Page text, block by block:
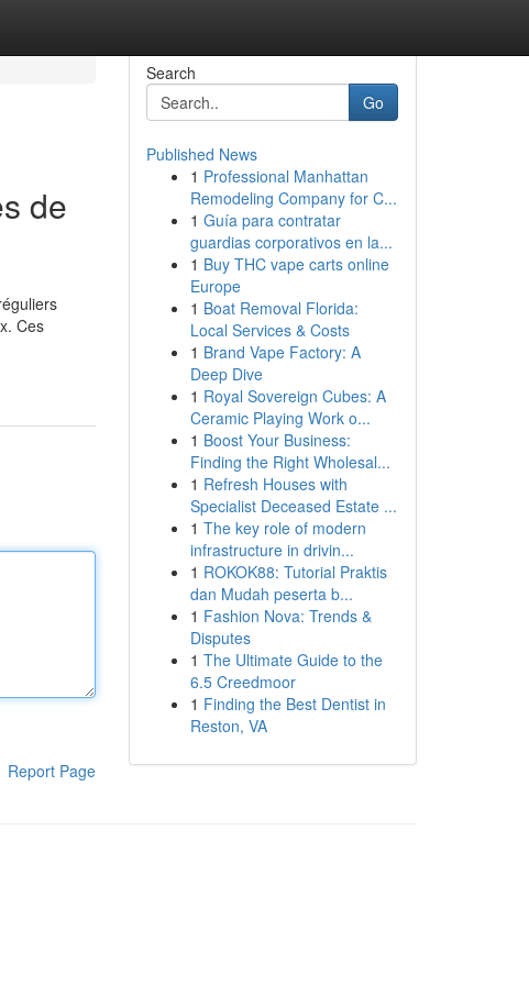
de
Ces
Report Page
Search
Go
Published News
1 Professional Manhattan
Remodeling Company for C...
1 Guía para contratar
guardias corporativos en la...
1 Buy THC vape carts online
Europe
1 Boat Removal Florida:
Local Services & Costs
1 Brand Vape Factory: A
Deep Dive
1 Royal Sovereign Cubes: A
Ceramic Playing Work o...
1 Boost Your Business:
Finding the Right Wholesal...
1 Refresh Houses with
Specialist Deceased Estate ...
1 The key role of modern
infrastructure in drivin...
1 ROKOK88: Tutorial Praktis
dan Mudah peserta b...
1 Fashion Nova: Trends &
Disputes
1 The Ultimate Guide to the
6.5 Creedmoor
1 Finding the Best Dentist in
Reston, VA